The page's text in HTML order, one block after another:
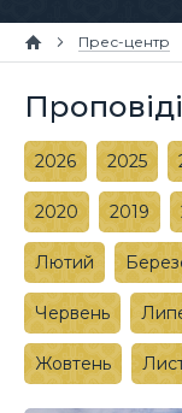
Прес-центр
2026 2025
2020 2019
Лютий
Червень
Жовтень